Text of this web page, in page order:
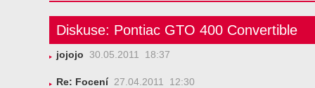
Diskuse: Pontiac GTO 400 Convertible
jojojo 30.05.2011 18:37
Re: Focení 27.04.2011 12:30